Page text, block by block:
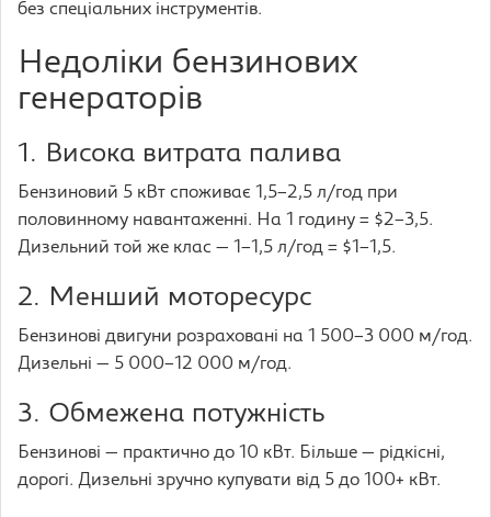
без спеціальних інструментів.
Недоліки бензинових
генераторів
1. Висока витрата палива
Бензиновий 5 кВт споживає 1,5–2,5 л/год при
половинному навантаженні. На 1 годину = $2–3,5.
Дизельний той же клас — 1–1,5 л/год = $1–1,5.
2. Менший моторесурс
Бензинові двигуни розраховані на 1 500–3 000 м/год.
Дизельні — 5 000–12 000 м/год.
3. Обмежена потужність
Бензинові — практично до 10 кВт. Більше — рідкісні,
дорогі. Дизельні зручно купувати від 5 до 100+ кВт.